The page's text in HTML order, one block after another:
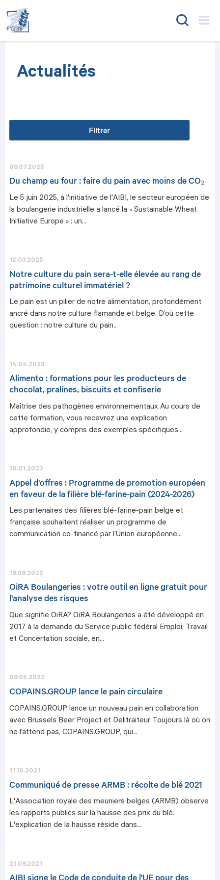
Actualités
Filtrer
09.07.2025
Du champ au four : faire du pain avec moins de CO₂
Le 5 juin 2025, à l'initiative de l'AIBI, le secteur européen de
la boulangerie industrielle a lancé la « Sustainable Wheat
Initiative Europe » : un...
12.03.2025
Notre culture du pain sera-t-elle élevée au rang de
patrimoine culturel immatériel ?
Le pain est un pilier de notre alimentation, profondément
ancré dans notre culture flamande et belge. D’où cette
question : notre culture du pain...
14.04.2023
Alimento : formations pour les producteurs de
chocolat, pralines, biscuits et confiserie
Maîtrise des pathogènes environnementaux Au cours de
cette formation, vous recevrez une explication
approfondie, y compris des exemples spécifiques...
10.01.2023
Appel d'offres : Programme de promotion européen
en faveur de la filière blé-farine-pain (2024-2026)
Les partenaires des filières blé-farine-pain belge et
française souhaitent réaliser un programme de
communication co-financé par l’Union européenne...
19.08.2022
OiRA Boulangeries : votre outil en ligne gratuit pour
l'analyse des risques
Que signifie OiRA? OiRA Boulangeries a été développé en
2017 à la demande du Service public fédéral Emploi, Travail
et Concertation sociale, en...
09.05.2022
COPAINS.GROUP lance le pain circulaire
COPAINS.GROUP lance un nouveau pain en collaboration
avec Brussels Beer Project et Delitraiteur Toujours là où on
ne l’attend pas, COPAINS.GROUP, qui...
11.10.2021
Communiqué de presse ARMB : récolte de blé 2021
L'Association royale des meuniers belges (ARMB) observe
les rapports publics sur la hausse des prix du blé.
L'explication de la hausse réside dans...
21.09.2021